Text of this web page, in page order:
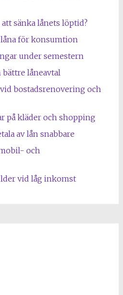
sänka lånets löptid?
för konsumtion
under semestern
bättre låneavtal
bostadsrenovering och
på kläder och shopping
av lån snabbare
och
vid låg inkomst